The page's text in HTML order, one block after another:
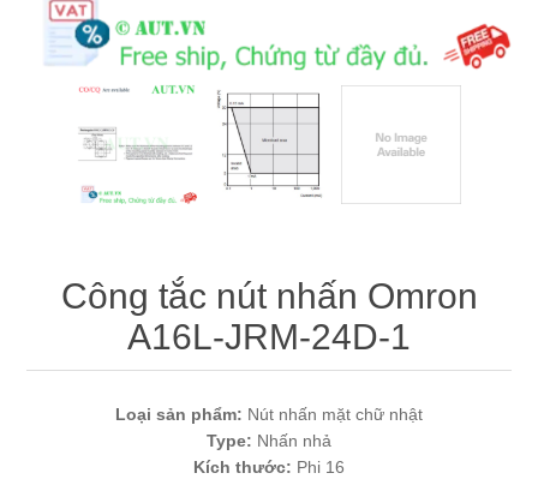
Máy tính công nghiệp
Động cơ servo 2 phase
Động cơ bước 2 phase
Quạt thông gió
Chưa Phân Loại
Phụ Kiện Schneider
Công tắc nút nhấn Omron
A16L-JRM-24D-1
Loại sản phẩm: Nút nhấn mặt chữ nhật
Type: Nhấn nhả
Kích thước: Phi 16